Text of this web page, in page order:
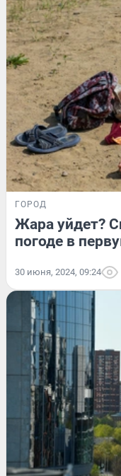
ГОРОД
Жара уйдет?
погоде в
30 июня, 2024, 09:24